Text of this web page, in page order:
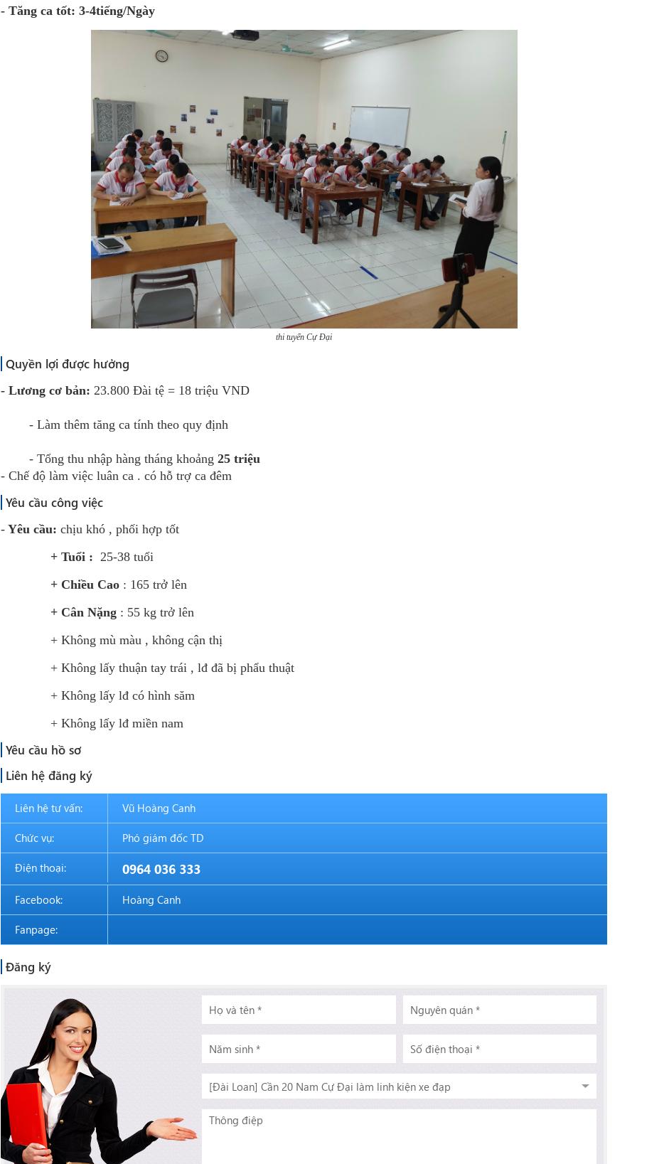
- Tăng ca tốt: 3-4tiếng/Ngày
thi tuyển Cự Đại
Quyền lợi được hưởng
- Lương cơ bản: 23.800 Đài tệ = 18 triệu VND
	- Làm thêm tăng ca tính theo quy định
	- Tổng thu nhập hàng tháng khoảng
25 triệu
- Chế độ làm việc luân ca . có hỗ trợ ca đêm
Yêu cầu công việc
- Yêu cầu: chịu khó , phối hợp tốt
+ Tuổi : 25-38 tuổi
+ Chiều Cao : 165 trở lên
+ Cân Nặng : 55 kg trở lên
+ Không mù màu , không cận thị
+ Không lấy thuận tay trái , lđ đã bị phẩu thuật
+ Không lấy lđ có hình săm
+ Không lấy lđ miền nam
Yêu cầu hồ sơ
Liên hệ đăng ký
Liên hệ tư vấn: Vũ Hoàng Canh
Chức vụ: Phó giám đốc TD
Điện thoại: 0964 036 333
Facebook: Hoàng Canh
Fanpage:
Đăng ký